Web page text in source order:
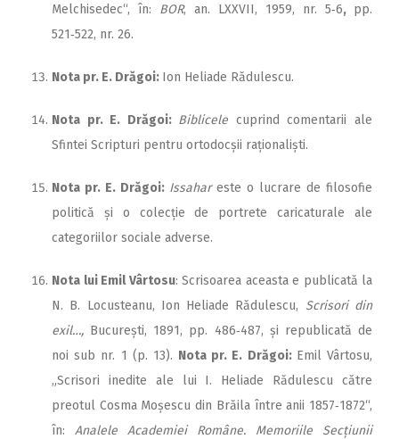
Melchisedec“, în: BOR, an. LXXVII, 1959, nr. 5‑6, pp.
521‑522, nr. 26.
Nota pr. E. Drăgoi: Ion Heliade Rădulescu.
Nota pr. E. Drăgoi: Biblicele cuprind comentarii ale
Sfintei Scripturi pentru ortodocșii raționaliști.
Nota pr. E. Drăgoi: Issahar este o lucrare de filosofie
politică și o colecție de portrete caricaturale ale
categoriilor sociale adverse.
Nota lui Emil Vârtosu: Scrisoarea aceasta e publicată la
N. B. Locusteanu, Ion Heliade Rădulescu, Scrisori din
exil…, București, 1891, pp. 486‑487, și republicată de
noi sub nr. 1 (p. 13). Nota pr. E. Drăgoi: Emil Vârtosu,
„Scrisori inedite ale lui I. Heliade Rădulescu către
preotul Cosma Moșescu din Brăila între anii 1857‑1872“,
în: Analele Academiei Române. Memoriile Secțiunii